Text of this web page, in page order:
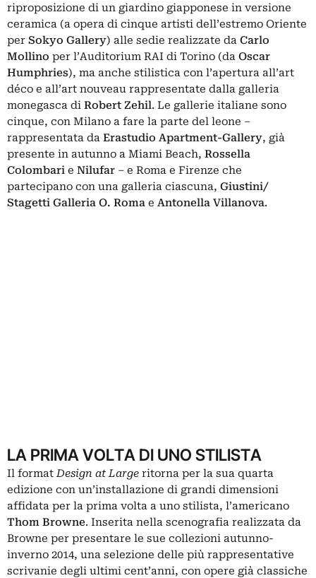
riproposizione di un giardino giapponese in versione
ceramica (a opera di cinque artisti dell’estremo Oriente
per Sokyo Gallery) alle sedie realizzate da Carlo
Mollino per l’Auditorium RAI di Torino (da Oscar
Humphries), ma anche stilistica con l’apertura all’art
déco e all’art nouveau rappresentate dalla galleria
monegasca di Robert Zehil. Le gallerie italiane sono
cinque, con Milano a fare la parte del leone –
rappresentata da Erastudio Apartment-Gallery, già
presente in autunno a Miami Beach, Rossella
Colombari e Nilufar – e Roma e Firenze che
partecipano con una galleria ciascuna, Giustini/
Stagetti Galleria O. Roma e Antonella Villanova.
LA PRIMA VOLTA DI UNO STILISTA
Il formatDesign at Large ritorna per la sua quarta
edizione con un’installazione di grandi dimensioni
affidata per la prima volta a uno stilista, l’americano
Thom Browne. Inserita nella scenografia realizzata da
Browne per presentare le sue collezioni autunno-
inverno 2014, una selezione delle più rappresentative
scrivanie degli ultimi cent’anni, con opere già classiche